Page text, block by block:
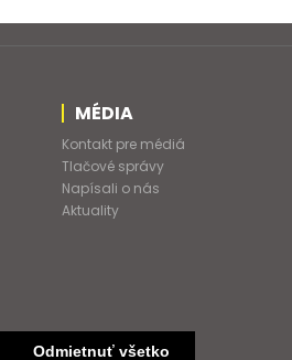
Odmietnuť všetko
MÉDIA
Kontakt pre médiá
Tlačové správy
Napísali o nás
Aktuality